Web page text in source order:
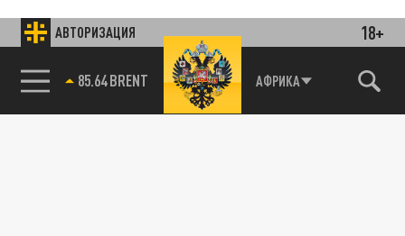
АВТОРИЗАЦИЯ 18+
85.64 BRENT АФРИКА